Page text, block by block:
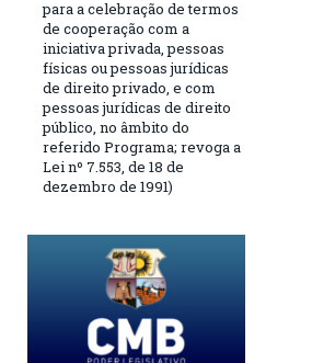
para a celebração de termos
de cooperação com a
iniciativa privada, pessoas
físicas ou pessoas jurídicas
de direito privado, e com
pessoas jurídicas de direito
público, no âmbito do
referido Programa; revoga a
Lei nº 7.553, de 18 de
dezembro de 1991)